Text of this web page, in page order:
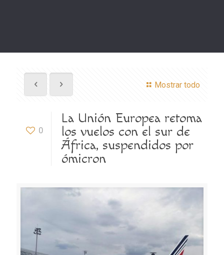
Mostrar todo
0
La Unión Europea retoma
los vuelos con el sur de
África, suspendidos por
ómicron